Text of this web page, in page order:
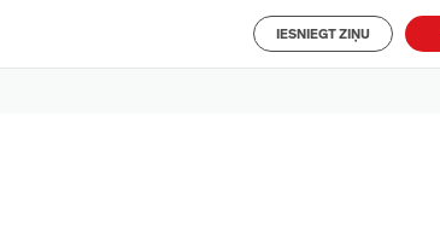
IESNIEGT ZIŅU